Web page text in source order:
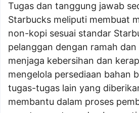
Tugas dan tanggung jawab
Starbucks meliputi membuat
non-kopi sesuai standar
pelanggan dengan ramah
menjaga kebersihan dan
mengelola persediaan bahan
tugas-tugas lain yang
membantu dalam proses